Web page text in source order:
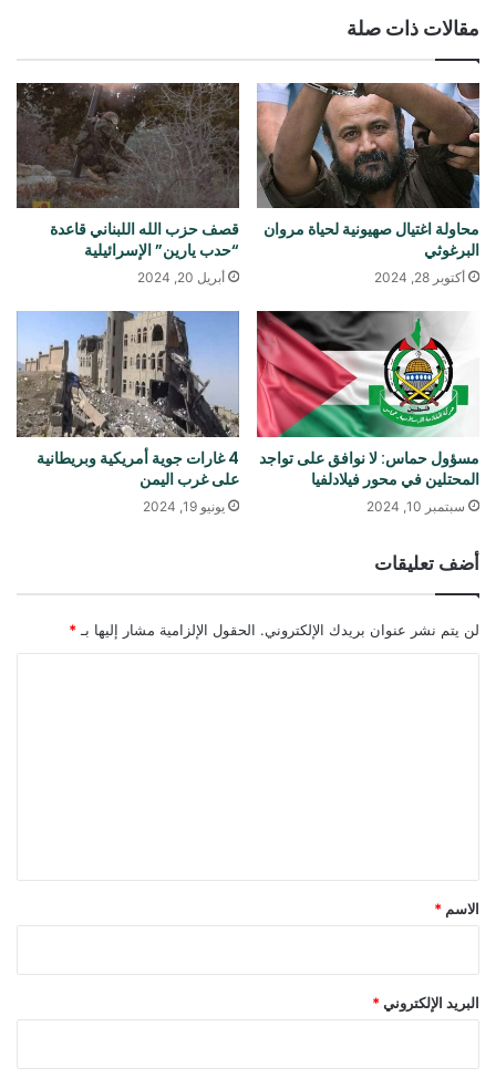
مقالات ذات صلة
محاولة اغتيال صهيونية لحياة مروان
البرغوثي
أكتوبر 28, 2024
قصف حزب الله اللبناني قاعدة
“حدب يارين” الإسرائيلية
أبريل 20, 2024
مسؤول حماس: لا نوافق على تواجد
المحتلين في محور فيلادلفيا
سبتمبر 10, 2024
4 غارات جوية أمريكية وبريطانية
على غرب اليمن
يونيو 19, 2024
أضف تعليقات
لن يتم نشر عنوان بريدك الإلكتروني. الحقول الإلزامية مشار إليها بـ *
*
الاسم *
البريد الإلكتروني *